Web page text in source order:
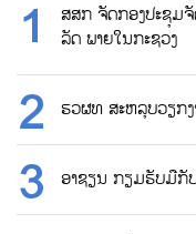
ສສກ ຈັດກອງປະຊຸມ
ລັດ ພາຍໃນກະຊວງ
ຮວຜທ ສະຫລຸບວຽກ
ອາຊຽນ ກຽມຮັບມືກັ